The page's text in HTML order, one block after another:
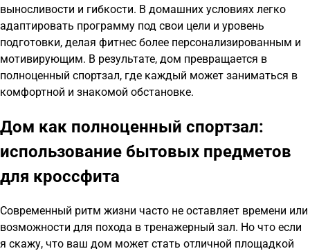
выносливости и гибкости. В домашних условиях легко
адаптировать программу под свои цели и уровень
подготовки, делая фитнес более персонализированным и
мотивирующим. В результате, дом превращается в
полноценный спортзал, где каждый может заниматься в
комфортной и знакомой обстановке.
Дом как полноценный спортзал:
использование бытовых предметов
для кроссфита
Современный ритм жизни часто не оставляет времени или
возможности для похода в тренажерный зал. Но что если
я скажу, что ваш дом может стать отличной площадкой